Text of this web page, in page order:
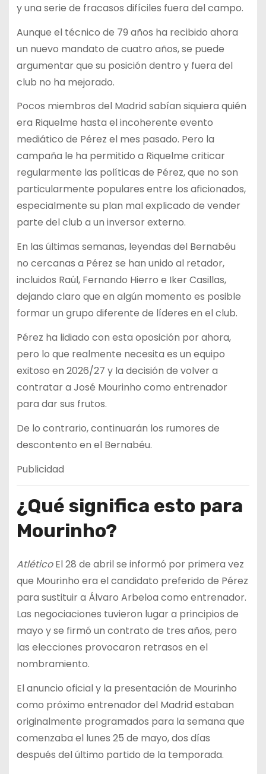
y una serie de fracasos difíciles fuera del campo.
Aunque el técnico de 79 años ha recibido ahora
un nuevo mandato de cuatro años, se puede
argumentar que su posición dentro y fuera del
club no ha mejorado.
Pocos miembros del Madrid sabían siquiera quién
era Riquelme hasta el incoherente evento
mediático de Pérez el mes pasado. Pero la
campaña le ha permitido a Riquelme criticar
regularmente las políticas de Pérez, que no son
particularmente populares entre los aficionados,
especialmente su plan mal explicado de vender
parte del club a un inversor externo.
En las últimas semanas, leyendas del Bernabéu
no cercanas a Pérez se han unido al retador,
incluidos Raúl, Fernando Hierro e Iker Casillas,
dejando claro que en algún momento es posible
formar un grupo diferente de líderes en el club.
Pérez ha lidiado con esta oposición por ahora,
pero lo que realmente necesita es un equipo
exitoso en 2026/27 y la decisión de volver a
contratar a José Mourinho como entrenador
para dar sus frutos.
De lo contrario, continuarán los rumores de
descontento en el Bernabéu.
Publicidad
¿Qué significa esto para
Mourinho?
AtléticoEl 28 de abril se informó por primera vez
que Mourinho era el candidato preferido de Pérez
para sustituir a Álvaro Arbeloa como entrenador.
Las negociaciones tuvieron lugar a principios de
mayo y se firmó un contrato de tres años, pero
las elecciones provocaron retrasos en el
nombramiento.
El anuncio oficial y la presentación de Mourinho
como próximo entrenador del Madrid estaban
originalmente programados para la semana que
comenzaba el lunes 25 de mayo, dos días
después del último partido de la temporada.